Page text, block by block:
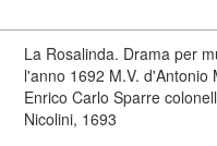
La Rosalinda. Drama per
l'anno 1692 M.V.
Enrico Carlo Sparre
Nicolini, 1693